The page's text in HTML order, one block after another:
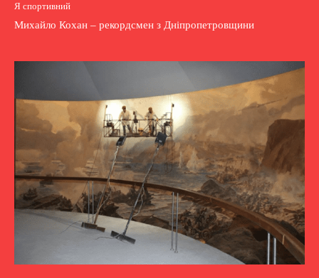
Я спортивний
Михайло Кохан – рекордсмен з Дніпропетровщини